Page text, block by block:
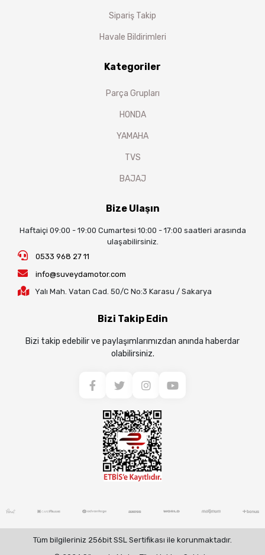
Sipariş Takip
Havale Bildirimleri
Kategoriler
Parça Grupları
HONDA
YAMAHA
TVS
BAJAJ
Bize Ulaşın
Haftaiçi 09:00 - 19:00 Cumartesi 10:00 - 17:00 saatleri arasında
ulaşabilirsiniz.
0533 968 27 11
info@suveydamotor.com
Yalı Mah. Vatan Cad. 50/C No:3 Karasu / Sakarya
Bizi Takip Edin
Bizi takip edebilir ve paylaşımlarımızdan anında haberdar
olabilirsiniz.
Tüm bilgileriniz 256bit SSL Sertifikası ile korunmaktadır.